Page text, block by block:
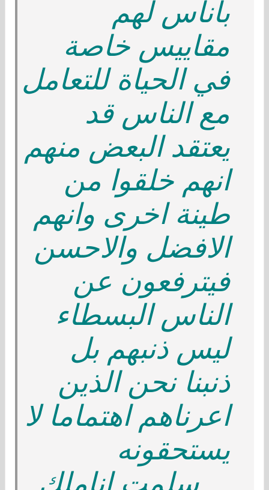
باناس لهم
مقاييس خاصة
في الحياة للتعامل
مع الناس قد
يعتقد البعض منهم
انهم خلقوا من
طينة اخرى وانهم
اﻻفضل واﻻحسن
فيترفعون عن
الناس البسطاء
ليس ذنبهم بل
ذنبنا نحن الذين
اعرناهم اهتماما ﻻ
يستحقونه
....سلمت اناملك